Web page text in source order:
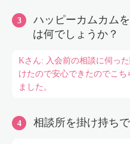
ハッピーカムカム
は何でしょうか？
Kさん: 入会前の相談に伺っ
けたので安心できたのでこ
ました。
相談所を掛け持ち